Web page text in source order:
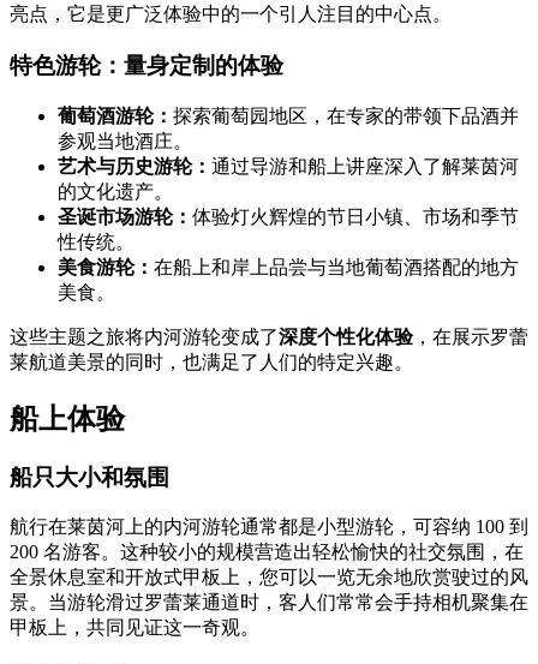
亮点，它是更广泛体验中的一个引人注目的中心点。
特色游轮：量身定制的体验
葡萄酒游轮： 探索葡萄园地区，在专家的带领下品酒并
参观当地酒庄。
艺术与历史游轮： 通过导游和船上讲座深入了解莱茵河
的文化遗产。
圣诞市场游轮： 体验灯火辉煌的节日小镇、市场和季节
性传统。
美食游轮： 在船上和岸上品尝与当地葡萄酒搭配的地方
美食。
这些主题之旅将内河游轮变成了深度个性化体验，在展示罗蕾
莱航道美景的同时，也满足了人们的特定兴趣。
船上体验
船只大小和氛围
航行在莱茵河上的内河游轮通常都是小型游轮，可容纳 100 到
200 名游客。这种较小的规模营造出轻松愉快的社交氛围，在
全景休息室和开放式甲板上，您可以一览无余地欣赏驶过的风
景。当游轮滑过罗蕾莱通道时，客人们常常会手持相机聚集在
甲板上，共同见证这一奇观。